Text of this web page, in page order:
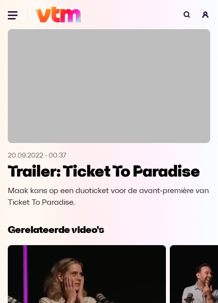
Oeps, browser niet ondersteund
Microsoft Edge Download
Opera Download
20.09.2022 - 00:37
Trailer: Ticket To Paradise
Maak kans op een duoticket voor de avant-première van
Ticket To Paradise.
Gerelateerde video's